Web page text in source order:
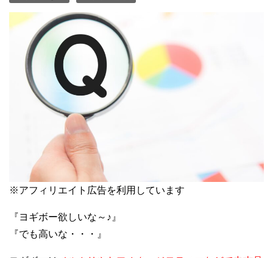
※アフィリエイト広告を利用しています
『ヨギボー欲しいな～♪』
『でも高いな・・・』